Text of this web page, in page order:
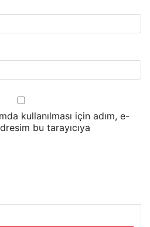
kullanılması için adım, e-
bu tarayıcıya